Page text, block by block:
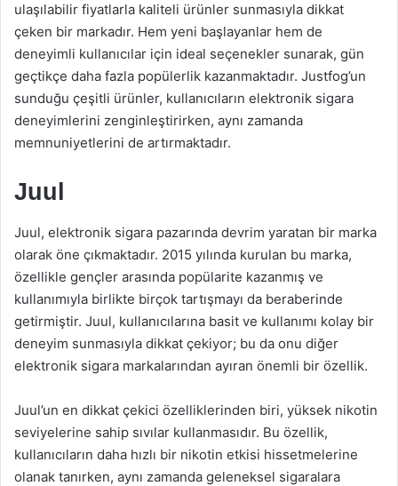
ulaşılabilir fiyatlarla kaliteli ürünler sunmasıyla dikkat
çeken bir markadır. Hem yeni başlayanlar hem de
deneyimli kullanıcılar için ideal seçenekler sunarak, gün
geçtikçe daha fazla popülerlik kazanmaktadır. Justfog’un
sunduğu çeşitli ürünler, kullanıcıların elektronik sigara
deneyimlerini zenginleştirirken, aynı zamanda
memnuniyetlerini de artırmaktadır.
Juul
Juul, elektronik sigara pazarında devrim yaratan bir marka
olarak öne çıkmaktadır. 2015 yılında kurulan bu marka,
özellikle gençler arasında popülarite kazanmış ve
kullanımıyla birlikte birçok tartışmayı da beraberinde
getirmiştir. Juul, kullanıcılarına basit ve kullanımı kolay bir
deneyim sunmasıyla dikkat çekiyor; bu da onu diğer
elektronik sigara markalarından ayıran önemli bir özellik.
Juul’un en dikkat çekici özelliklerinden biri, yüksek nikotin
seviyelerine sahip sıvılar kullanmasıdır. Bu özellik,
kullanıcıların daha hızlı bir nikotin etkisi hissetmelerine
olanak tanırken, aynı zamanda geleneksel sigaralara